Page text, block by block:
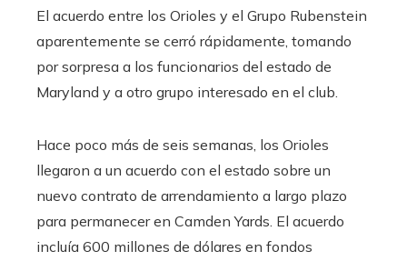
El acuerdo entre los Orioles y el Grupo Rubenstein
aparentemente se cerró rápidamente, tomando
por sorpresa a los funcionarios del estado de
Maryland y a otro grupo interesado en el club.
Hace poco más de seis semanas, los Orioles
llegaron a un acuerdo con el estado sobre un
nuevo contrato de arrendamiento a largo plazo
para permanecer en Camden Yards. El acuerdo
incluía 600 millones de dólares en fondos